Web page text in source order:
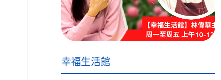
幸福生活館